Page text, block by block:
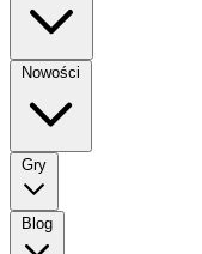
Nowości
Gry
Blog